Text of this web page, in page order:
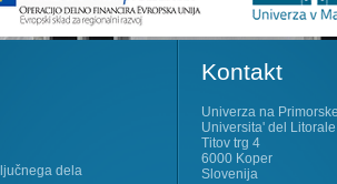
dela
Kontakt
Univerza na
Universita' del Litorale
Titov trg 4
6000 Koper
Slovenija